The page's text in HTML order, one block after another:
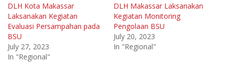
DLH Kota Makassar
Laksanakan Kegiatan
Evaluasi Persampahan pada
BSU
July 27, 2023
In "Regional"
DLH Makassar Laksanakan
Kegiatan Monitoring
Pengolaan BSU
July 20, 2023
In "Regional"